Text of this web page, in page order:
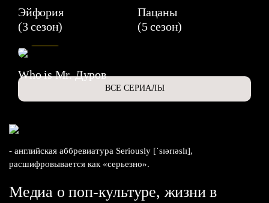
Эйфория
(3 сезон)
Пацаны
(5 сезон)
Who is Mr. Дуров
ВСЕ СЕРИАЛЫ
- английская аббревиатура Seriously [ˈsɪərɪəslɪ],
расшифровывается как «серьезно».
Медиа о поп-культуре, жизни в